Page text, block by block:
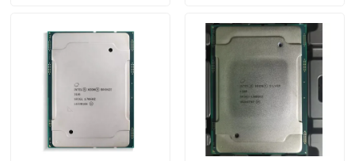
Visita à fábrica
Controle de qualidade
Contacte-nos